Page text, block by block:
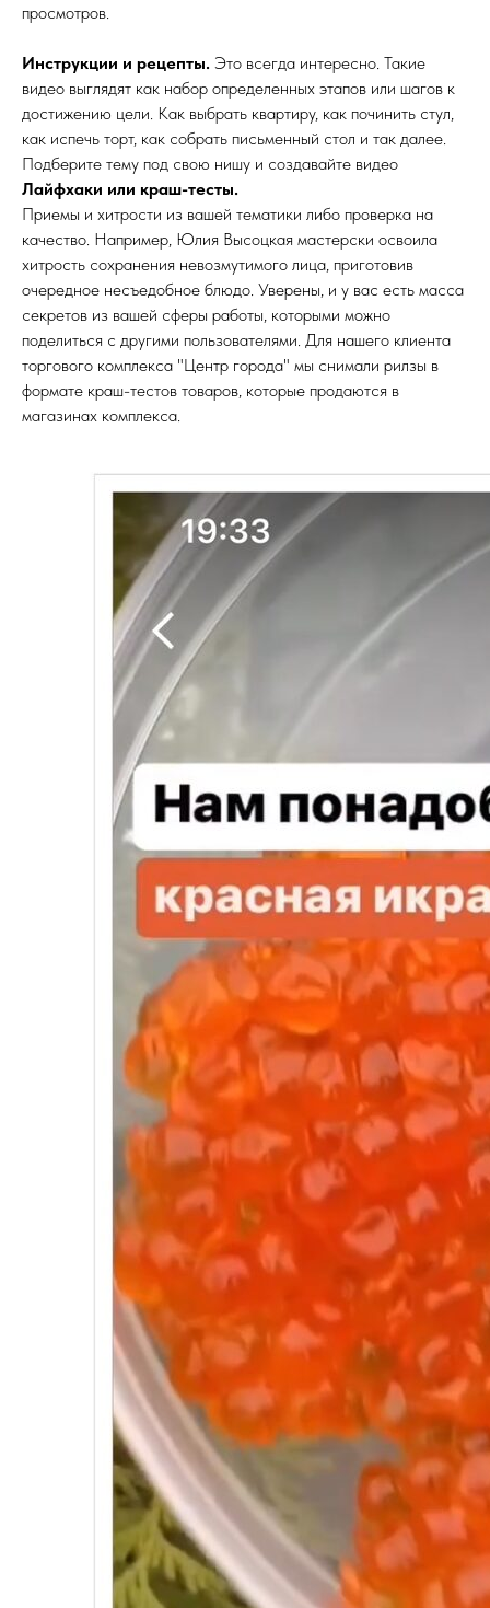
просмотров.
Инструкции и рецепты. Это всегда интересно. Такие
видео выглядят как набор определенных этапов или шагов к
достижению цели. Как выбрать квартиру, как починить стул,
как испечь торт, как собрать письменный стол и так далее.
Подберите тему под свою нишу и создавайте видео
Лайфхаки или краш-тесты.
Приемы и хитрости из вашей тематики либо проверка на
качество. Например, Юлия Высоцкая мастерски освоила
хитрость сохранения невозмутимого лица, приготовив
очередное несъедобное блюдо. Уверены, и у вас есть масса
секретов из вашей сферы работы, которыми можно
поделиться с другими пользователями. Для нашего клиента
торгового комплекса "Центр города" мы снимали рилзы в
формате краш-тестов товаров, которые продаются в
магазинах комплекса.